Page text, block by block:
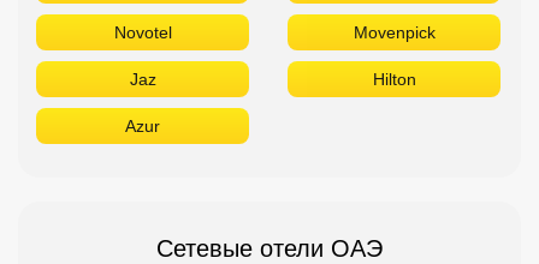
Novotel Movenpick
Jaz Hilton
Azur
Сетевые отели ОАЭ